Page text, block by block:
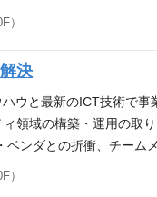
実施、開発案件・他部
機器（スイッチ、ル
・システム開発・運用
）
決
ウと最新のICT技術で
領域の構築・運用の取
ンダとの折衝、チーム
】 ■顧客・ベンダとの
クト管理, PMP等（いず
）